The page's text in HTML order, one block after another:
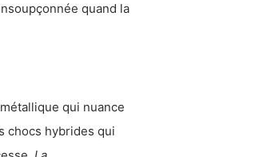
quand la
qui nuance
chocs hybrides qui